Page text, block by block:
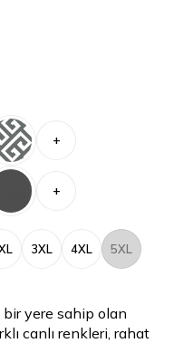
+
+
3XL 4XL 5XL
yere sahip olan
canlı renkleri, rahat